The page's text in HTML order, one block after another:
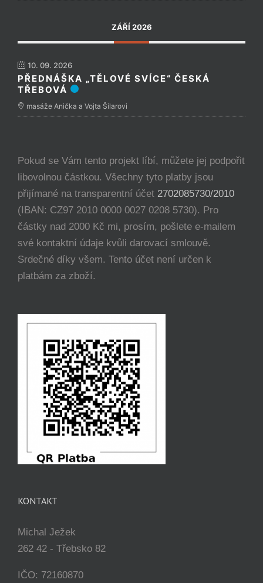
ZÁŘÍ 2026
10. 09. 2026
PŘEDNÁŠKA „TĚLOVÉ SVÍCE“ ČESKÁ
TŘEBOVÁ
masáže Anička a Vojta Šilarovi
Pokud se Vám tento projekt líbí, můžete jej podpořit
libovolnou částkou. Všechny tyto platby jsou
přijímané na transparentní účet 2702085730/2010
(IBAN: CZ97 2010 0000 0027 0208 5730). Pro
částky nad 2000 Kč mi, prosím, pošlete e-mailem
své kontaktní údaje kvůli darovací smlouvě.
Srdečné díky všem. Tento účet není určen k
platbám za zboží.
KONTAKT
Michal Ježek
262 42 - Třebsko 82
IČO: 72160870